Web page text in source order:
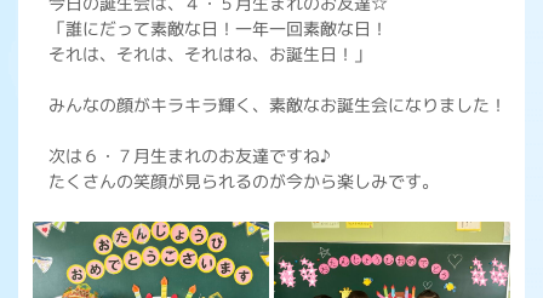
「誰にだって素敵な日！一年一回素敵な日！
それは、それは、それはね、お誕生日！」
みんなの顔がキラキラ輝く、素敵なお誕生会になりました！
次は６・７月生まれのお友達ですね♪
たくさんの笑顔が見られるのが今から楽しみです。